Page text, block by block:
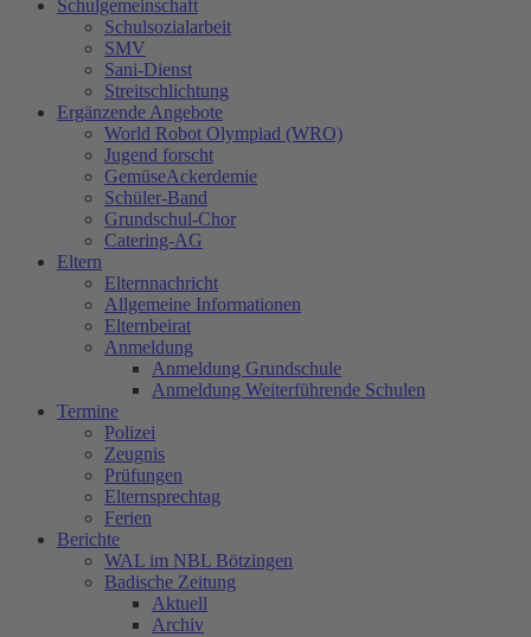
Schulgemeinschaft
Schulsozialarbeit
SMV
Sani-Dienst
Streitschlichtung
Ergänzende Angebote
World Robot Olympiad (WRO)
Jugend forscht
GemüseAckerdemie
Schüler-Band
Grundschul-Chor
Catering-AG
Eltern
Elternnachricht
Allgemeine Informationen
Elternbeirat
Anmeldung
Anmeldung Grundschule
Anmeldung Weiterführende Schulen
Termine
Polizei
Zeugnis
Prüfungen
Elternsprechtag
Ferien
Berichte
WAL im NBL Bötzingen
Badische Zeitung
Aktuell
Archiv